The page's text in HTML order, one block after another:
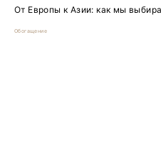
От Европы к Азии: как мы
Обогащение